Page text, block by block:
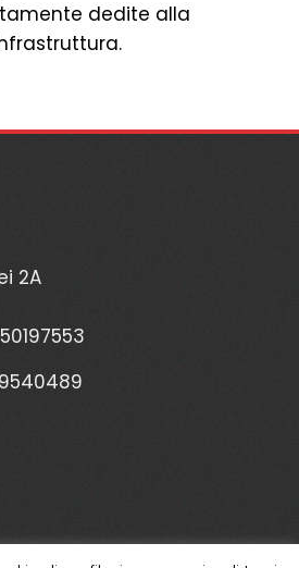
dedite alla
2A